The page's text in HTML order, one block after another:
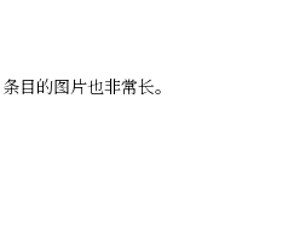
目的图片也非常长。